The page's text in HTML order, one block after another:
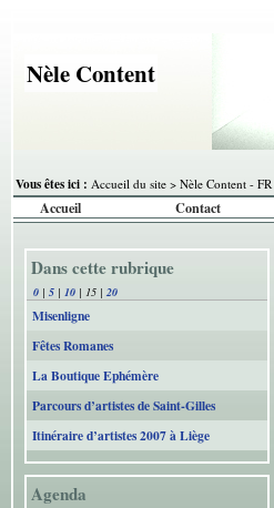
Nèle Content
Vous êtes ici : Accueil du site > Nèle Content - FR
Accueil Contact
Dans cette rubrique
0 | 5 | 10 | 15 | 20
Misenligne
Fêtes Romanes
La Boutique Ephémère
Parcours d’artistes de Saint-Gilles
Itinéraire d’artistes 2007 à Liège
Agenda